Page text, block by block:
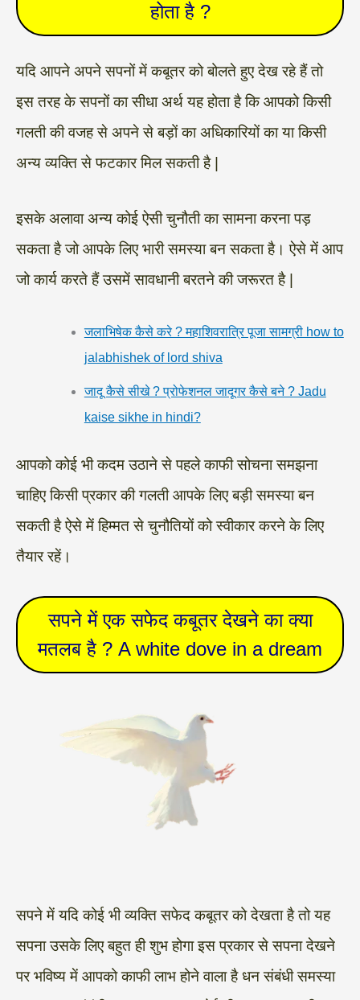
होता है ?
यदि आपने अपने सपनों में कबूतर को बोलते हुए देख रहे हैं तो
इस तरह के सपनों का सीधा अर्थ यह होता है कि आपको किसी
गलती की वजह से अपने से बड़ों का अधिकारियों का या किसी
अन्य व्यक्ति से फटकार मिल सकती है |
इसके अलावा अन्य कोई ऐसी चुनौती का सामना करना पड़
सकता है जो आपके लिए भारी समस्या बन सकता है। ऐसे में आप
जो कार्य करते हैं उसमें सावधानी बरतने की जरूरत है |
जलाभिषेक कैसे करे ? महाशिवरात्रि पूजा सामग्री how to
jalabhishek of lord shiva
जादू कैसे सीखे ? प्रोफेशनल जादूगर कैसे बने ? Jadu
kaise sikhe in hindi?
आपको कोई भी कदम उठाने से पहले काफी सोचना समझना
चाहिए किसी प्रकार की गलती आपके लिए बड़ी समस्या बन
सकती है ऐसे में हिम्मत से चुनौतियों को स्वीकार करने के लिए
तैयार रहें।
‌‌‌सपने में एक सफेद कबूतर देखने का क्या
मतलब है ? A white dove in a dream
सपने में यदि कोई भी व्यक्ति सफेद कबूतर को देखता है तो यह
सपना उसके लिए बहुत ही शुभ होगा इस प्रकार से सपना देखने
पर भविष्य में आपको काफी लाभ होने वाला है धन संबंधी समस्या